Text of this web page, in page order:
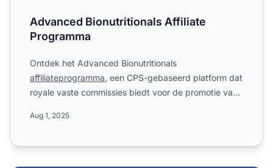
Advanced Bionutritionals Affiliate
Programma
Ontdek het Advanced Bionutritionals
affiliateprogramma, een CPS-gebaseerd platform dat
royale vaste commissies biedt voor de promotie van
Aug 1, 2025